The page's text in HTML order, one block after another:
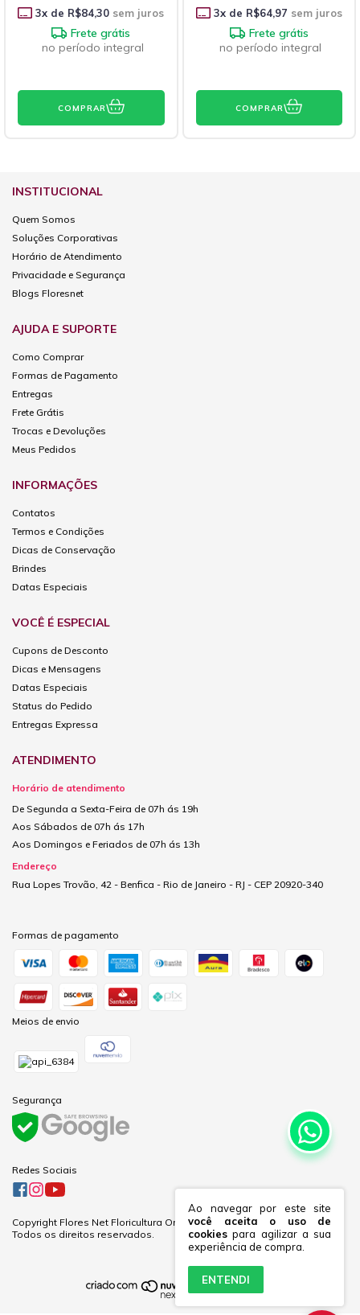
Ao navegar por este site
você aceita o uso de
cookies para agilizar a sua
experiência de compra.
ENTENDI
3x de R$84,30 sem juros
Frete grátis
no período integral
COMPRAR
3x de R$64,97 sem juros
Frete grátis
no período integral
COMPRAR
INSTITUCIONAL
Quem Somos
Soluções Corporativas
Horário de Atendimento
Privacidade e Segurança
Blogs Floresnet
AJUDA E SUPORTE
Como Comprar
Formas de Pagamento
Entregas
Frete Grátis
Trocas e Devoluções
Meus Pedidos
INFORMAÇÕES
Contatos
Termos e Condições
Dicas de Conservação
Brindes
Datas Especiais
VOCÊ É ESPECIAL
Cupons de Desconto
Dicas e Mensagens
Datas Especiais
Status do Pedido
Entregas Expressa
ATENDIMENTO
Horário de atendimento
De Segunda a Sexta-Feira de 07h ás 19h
Aos Sábados de 07h ás 17h
Aos Domingos e Feriados de 07h ás 13h
Endereço
Rua Lopes Trovão, 42 - Benfica - Rio de Janeiro - RJ - CEP 20920-340
Formas de pagamento
Meios de envio
Segurança
Redes Sociais
Copyright Flores Net Floricultura Online Ltda - 60281691000170 - 2026.
Todos os direitos reservados.